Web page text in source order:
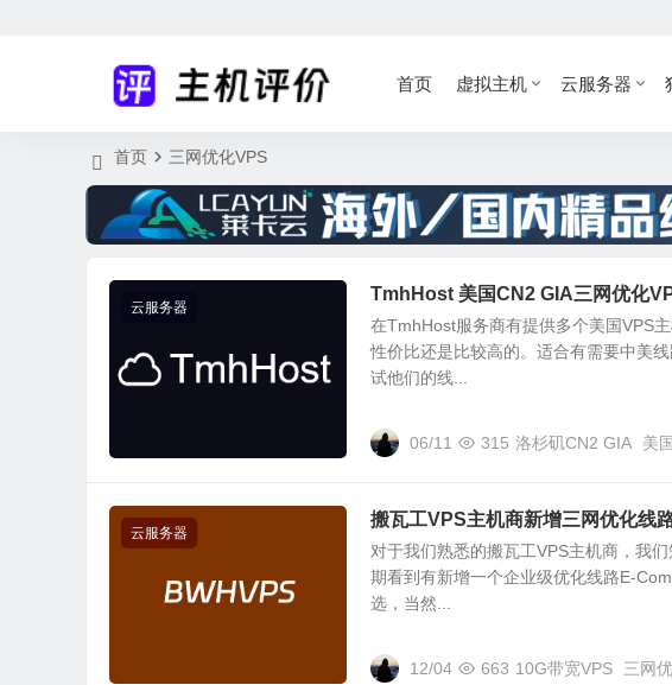
首页 虚拟主机 云服务器
首页 三网优化VPS
云服务器
TmhHost 美国CN2 GIA三网优化
在TmhHost服务商有提供多个美国VPS
性价比还是比较高的。适合有需要中美
试他们的线...
06/11 315 洛杉矶CN2 GIA 美
云服务器
搬瓦工VPS主机商新增三网优化线
对于我们熟悉的搬瓦工VPS主机商，我
期看到有新增一个企业级优化线路E-
选，当然...
12/04 663 10G带宽VPS 三网